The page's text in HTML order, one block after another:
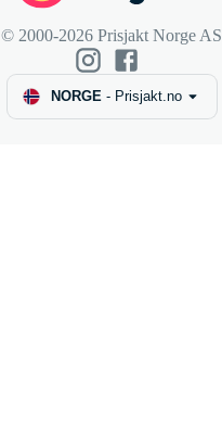
© 2000-2026 Prisjakt Norge AS
NORGE- Prisjakt.no